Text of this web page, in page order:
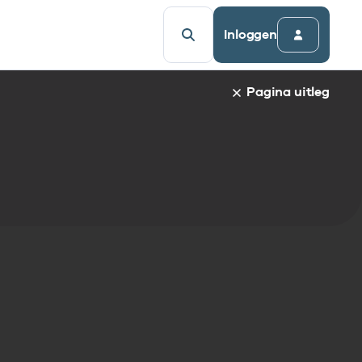
Inloggen
Pagina uitleg
van een specifiek gegevenselement staat de naam van
van de pagina. Om direct naar een bepaalde